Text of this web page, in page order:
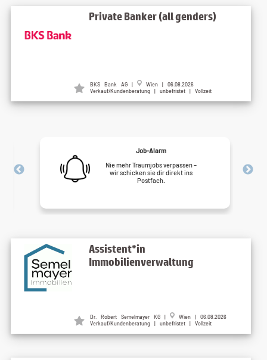
Private Banker (all genders)
BKS Bank AG |
Wien | 06.08.2026
Verkauf/Kundenberatung | unbefristet | Vollzeit
Job-Alarm
Nie mehr Traumjobs verpassen –
wir schicken sie dir direkt ins
Postfach.
Assistent*in
Immobilienverwaltung
Dr. Robert Semelmayer KG |
Wien | 06.08.2026
Verkauf/Kundenberatung | unbefristet | Vollzeit